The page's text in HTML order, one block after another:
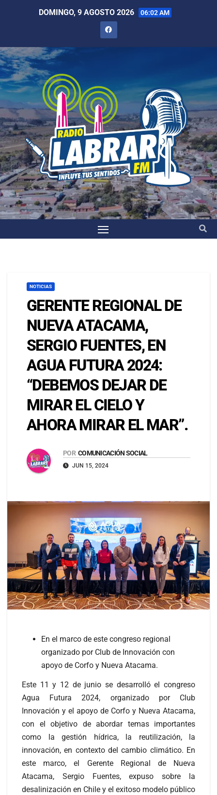
DOMINGO, 9 AGOSTO 2026 06:02 AM
NOTICIAS
GERENTE REGIONAL DE
NUEVA ATACAMA,
SERGIO FUENTES, EN
AGUA FUTURA 2024:
“DEBEMOS DEJAR DE
MIRAR EL CIELO Y
AHORA MIRAR EL MAR”.
POR COMUNICACIÓN SOCIAL
JUN 15, 2024
En el marco de este congreso regional
organizado por Club de Innovación con
apoyo de Corfo y Nueva Atacama.
Este 11 y 12 de junio se desarrolló el congreso
Agua Futura 2024, organizado por Club
Innovación y el apoyo de Corfo y Nueva Atacama,
con el objetivo de abordar temas importantes
como la gestión hídrica, la reutilización, la
innovación, en contexto del cambio climático. En
este marco, el Gerente Regional de Nueva
Atacama, Sergio Fuentes, expuso sobre la
desalinización en Chile y el exitoso modelo público